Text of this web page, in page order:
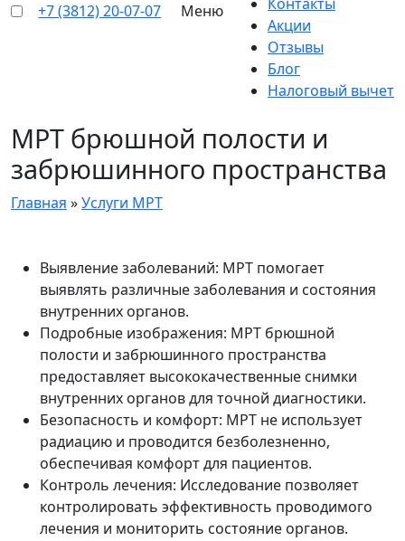
+7 (3812) 20-07-07 Меню
Акции
Отзывы
Блог
Налоговый вычет
МРТ брюшной полости и
забрюшинного пространства
Главная »Услуги МРТ
Выявление заболеваний: МРТ помогает
выявлять различные заболевания и состояния
внутренних органов.
Подробные изображения: МРТ брюшной
полости и забрюшинного пространства
предоставляет высококачественные снимки
внутренних органов для точной диагностики.
Безопасность и комфорт: МРТ не использует
радиацию и проводится безболезненно,
обеспечивая комфорт для пациентов.
Контроль лечения: Исследование позволяет
контролировать эффективность проводимого
лечения и мониторить состояние органов.